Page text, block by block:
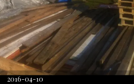
2016-04-10